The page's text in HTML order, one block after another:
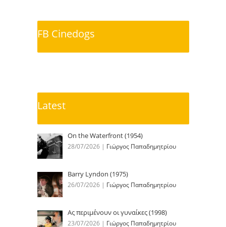
FB Cinedogs
Latest
On the Waterfront (1954)
28/07/2026 | Γιώργος Παπαδημητρίου
Barry Lyndon (1975)
26/07/2026 | Γιώργος Παπαδημητρίου
Ας περιμένουν οι γυναίκες (1998)
23/07/2026 | Γιώργος Παπαδημητρίου